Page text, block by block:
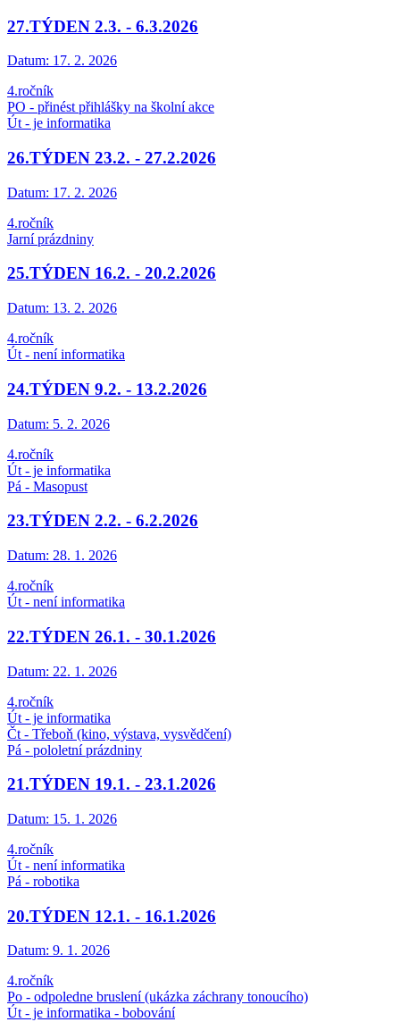
27.TÝDEN 2.3. - 6.3.2026
Datum: 17. 2. 2026
4.ročník
PO - přinést přihlášky na školní akce
Út - je informatika
26.TÝDEN 23.2. - 27.2.2026
Datum: 17. 2. 2026
4.ročník
Jarní prázdniny
25.TÝDEN 16.2. - 20.2.2026
Datum: 13. 2. 2026
4.ročník
Út - není informatika
24.TÝDEN 9.2. - 13.2.2026
Datum: 5. 2. 2026
4.ročník
Út - je informatika
Pá - Masopust
23.TÝDEN 2.2. - 6.2.2026
Datum: 28. 1. 2026
4.ročník
Út - není informatika
22.TÝDEN 26.1. - 30.1.2026
Datum: 22. 1. 2026
4.ročník
Út - je informatika
Čt - Třeboň (kino, výstava, vysvědčení)
Pá - pololetní prázdniny
21.TÝDEN 19.1. - 23.1.2026
Datum: 15. 1. 2026
4.ročník
Út - není informatika
Pá - robotika
20.TÝDEN 12.1. - 16.1.2026
Datum: 9. 1. 2026
4.ročník
Po - odpoledne bruslení (ukázka záchrany tonoucího)
Út - je informatika - bobování